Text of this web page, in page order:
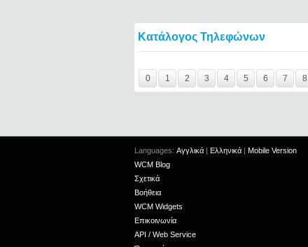
Κατάλογος Τηλεφώνων
0
1 2 3 4 5 6 7 8
Languages: Αγγλικά | Ελληνικά | Mobile Version
WCM Blog
Σχετικά
Βοήθεια
WCM Widgets
Επικοινωνία
API / Web Service